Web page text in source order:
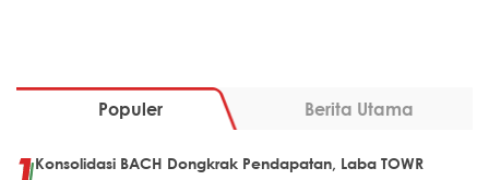
Populer Berita Utama
Konsolidasi BACH Dongkrak Pendapatan, Laba TOWR